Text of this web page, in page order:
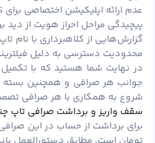
عدم ارائه اپلیکیشن اختصاصی برای iOS؛
پیچیدگی مراحل احراز هویت از دید
گزارش‌هایی از کلاهبرداری با نام
محدودیت دسترسی به دلیل
در نهایت شما هستید که با تکمیل
جوانب هر صرافی و همچنین بسته
شروع به همکاری با هر صرافی
سقف واریز و برداشت صرافی تاپ